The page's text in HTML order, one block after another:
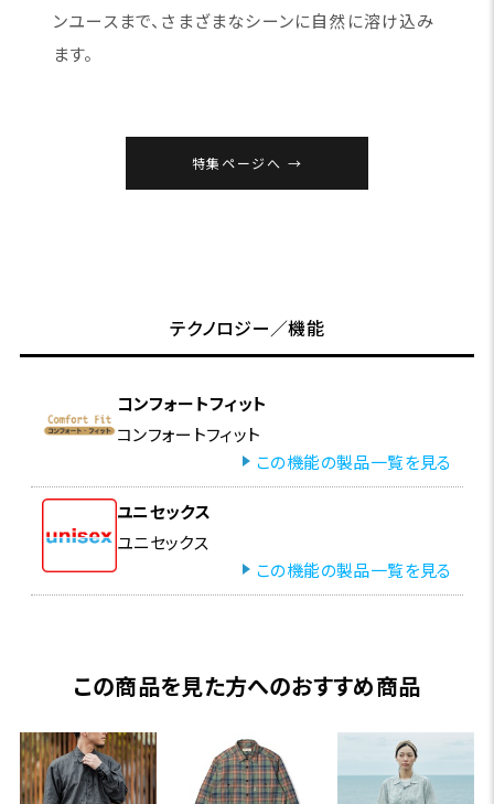
ンユースまで、さまざまなシーンに自然に溶け込み
ます。
特集ページへ
テクノロジー／機能
コンフォートフィット
コンフォートフィット
この機能の製品一覧を見る
ユニセックス
ユニセックス
この機能の製品一覧を見る
この商品を見た方へのおすすめ商品